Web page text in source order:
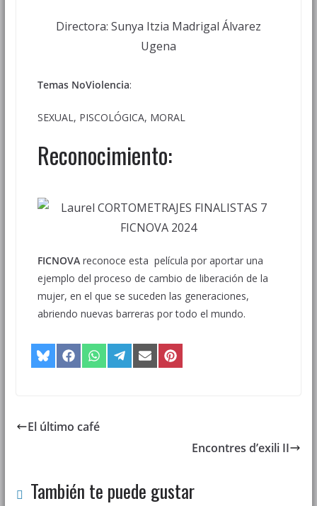
Directora: Sunya Itzia Madrigal Álvarez
Ugena
Temas NoViolencia:
SEXUAL, PISCOLÓGICA, MORAL
Reconocimiento:
FICNOVAreconoce esta película por aportar una
ejemplo del proceso de cambio de liberación de la
mujer, en el que se suceden las generaciones,
abriendo nuevas barreras por todo el mundo.
El último café
Encontres d’exili II
También te puede gustar